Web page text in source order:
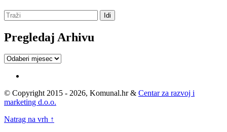
Pregledaj Arhivu
Pregledaj
© Copyright 2015 - 2026, Komunal.hr & Centar za razvoj i
marketing d.o.o.
Natrag na vrh ↑